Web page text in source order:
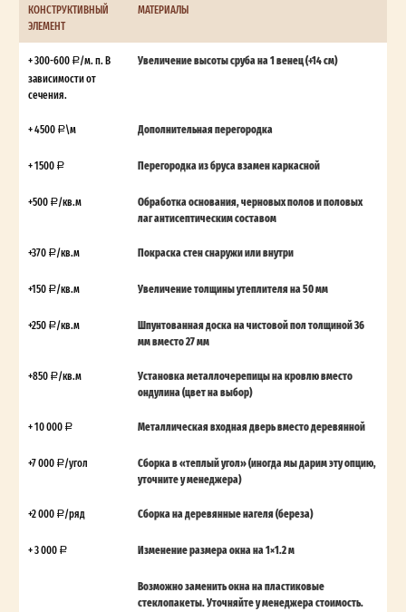
КОНСТРУКТИВНЫЙ
ЭЛЕМЕНТ
МАТЕРИАЛЫ
+ 300-600
/м. п. В
зависимости от
сечения.
Увеличение высоты сруба на 1 венец (+14 см)
+ 4500 \м Дополнительная перегородка
+ 1500 Перегородка из бруса взамен каркасной
+500 /кв.м
Обработка основания, черновых полов и половых
лаг антисептическим составом
+370 /кв.м Покраска стен снаружи или внутри
+150 /кв.м Увеличение толщины утеплителя на 50 мм
+250 /кв.м
Шпунтованная доска на чистовой пол толщиной 36
мм вместо 27 мм
+850 /кв.м
Установка металлочерепицы на кровлю вместо
ондулина (цвет на выбор)
+ 10 000 Металлическая входная дверь вместо деревянной
+7 000 /угол
Сборка в «теплый угол» (иногда мы дарим эту опцию,
уточните у менеджера)
+2 000 /ряд Сборка на деревянные нагеля (береза)
+ 3 000 Изменение размера окна на 1×1.2 м
Возможно заменить окна на пластиковые
стеклопакеты. Уточняйте у менеджера стоимость.